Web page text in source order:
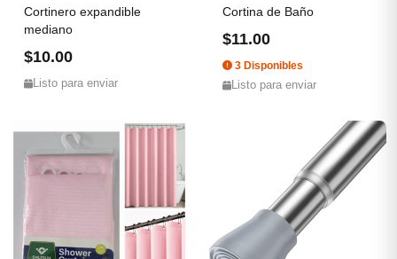
Cortinero expandible
mediano
$10.00
Listo para enviar
Cortina de Baño
$11.00
3 Disponibles
Listo para enviar